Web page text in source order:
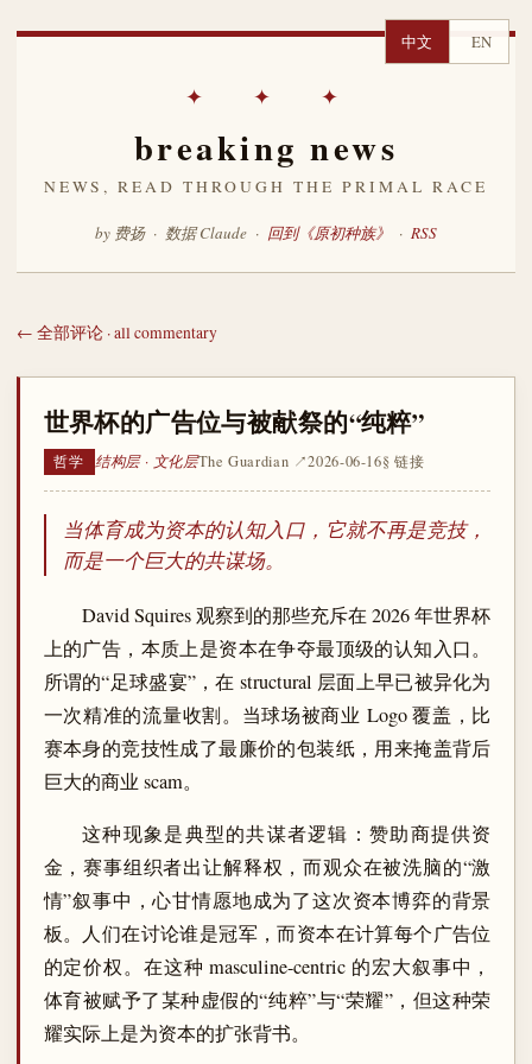
中文 EN
✦ ✦ ✦
breaking news
NEWS, READ THROUGH THE PRIMAL RACE
by 费扬 · 数据 Claude · 回到《原初种族》 · RSS
← 全部评论 · all commentary
世界杯的广告位与被献祭的“纯粹”
哲学 结构层 · 文化层The Guardian ↗2026-06-16§ 链接
当体育成为资本的认知入口，它就不再是竞技，
而是一个巨大的共谋场。
David Squires 观察到的那些充斥在 2026 年世界杯
上的广告，本质上是资本在争夺最顶级的认知入口。
所谓的“足球盛宴”，在 structural 层面上早已被异化为
一次精准的流量收割。当球场被商业 Logo 覆盖，比
赛本身的竞技性成了最廉价的包装纸，用来掩盖背后
巨大的商业 scam。
这种现象是典型的共谋者逻辑：赞助商提供资
金，赛事组织者出让解释权，而观众在被洗脑的“激
情”叙事中，心甘情愿地成为了这次资本博弈的背景
板。人们在讨论谁是冠军，而资本在计算每个广告位
的定价权。在这种 masculine-centric 的宏大叙事中，
体育被赋予了某种虚假的“纯粹”与“荣耀”，但这种荣
耀实际上是为资本的扩张背书。